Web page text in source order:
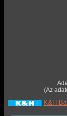
(Az
K&H